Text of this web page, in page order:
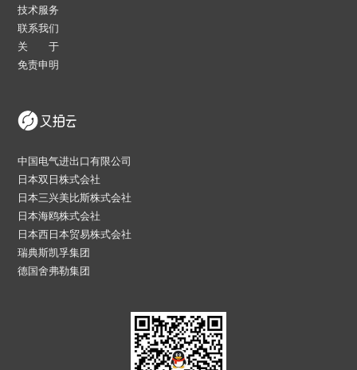
技术服务
联系我们
关 于
免责申明
中国电气进出口有限公司
日本双日株式会社
日本三兴美比斯株式会社
日本海鸥株式会社
日本西日本贸易株式会社
瑞典斯凯孚集团
德国舍弗勒集团